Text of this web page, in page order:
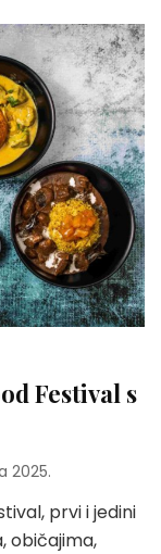
Festival s
2025.
prvi i jedini
običajima,